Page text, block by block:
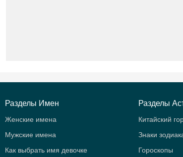
Разделы Имен
Женские имена
Мужские имена
Как выбрать имя девочке
Разделы
Китайский
Знаки
Гороскопы